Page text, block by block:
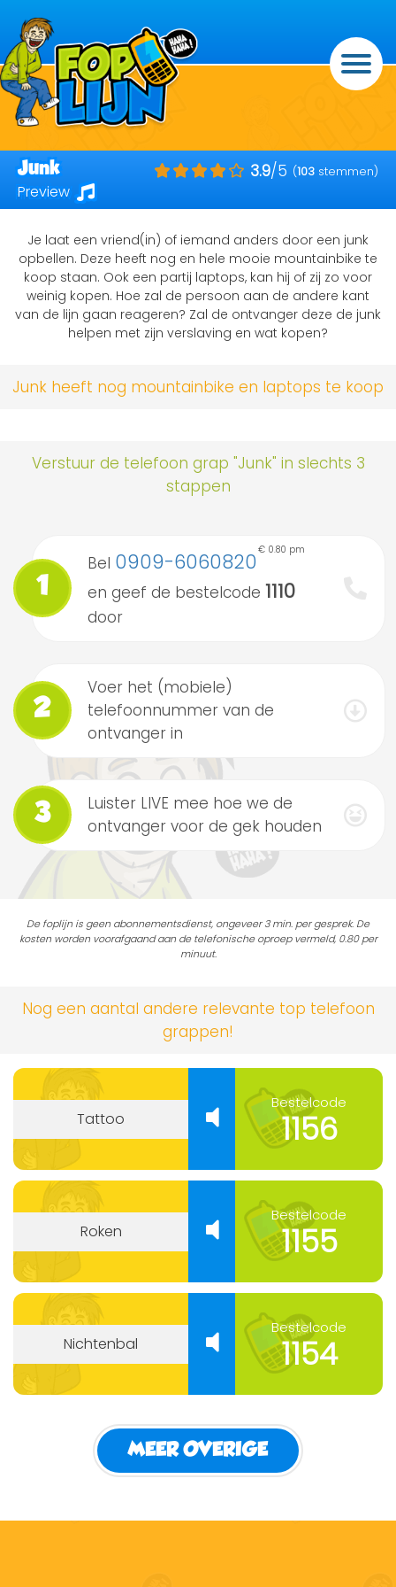
Junk 3.9/5 (103 stemmen)
Preview
Je laat een vriend(in) of iemand anders door een junk
opbellen. Deze heeft nog en hele mooie mountainbike te
koop staan. Ook een partij laptops, kan hij of zij zo voor
weinig kopen. Hoe zal de persoon aan de andere kant
van de lijn gaan reageren? Zal de ontvanger deze de junk
helpen met zijn verslaving en wat kopen?
Junk heeft nog mountainbike en laptops te koop
Verstuur de telefoon grap "Junk" in slechts 3
stappen
1
Bel 0909-6060820€ 0.80 pm
en geef de bestelcode 1110
door
2
Voer het (mobiele)
telefoonnummer van de
ontvanger in
3
Luister LIVE mee hoe we de
ontvanger voor de gek houden
De foplijn is geen abonnementsdienst, ongeveer 3 min. per gesprek. De
kosten worden voorafgaand aan de telefonische oproep vermeld, 0.80 per
minuut.
Nog een aantal andere relevante top telefoon
grappen!
Tattoo
Bestelcode
1156
Roken
Bestelcode
1155
Nichtenbal
Bestelcode
1154
MEER OVERIGE